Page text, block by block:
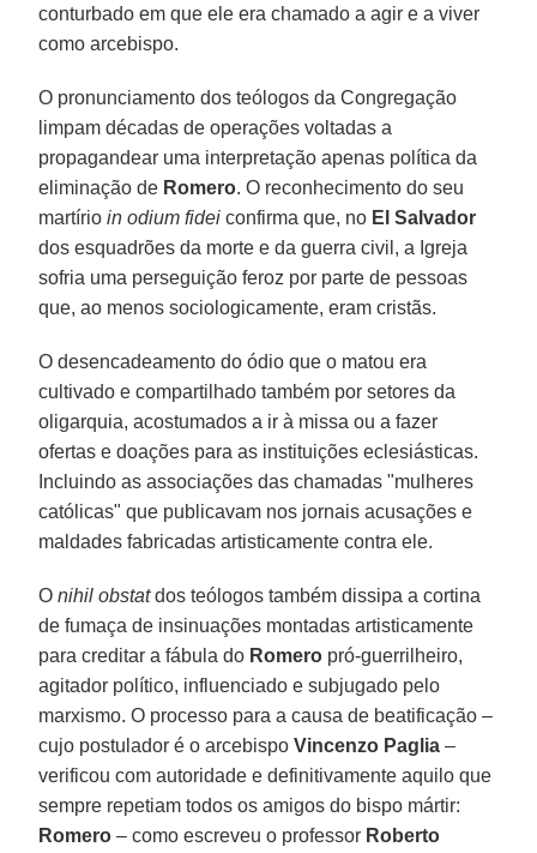
conturbado em que ele era chamado a agir e a viver
como arcebispo.
O pronunciamento dos teólogos da Congregação
limpam décadas de operações voltadas a
propagandear uma interpretação apenas política da
eliminação de Romero. O reconhecimento do seu
martírioin odium fidei confirma que, no El Salvador
dos esquadrões da morte e da guerra civil, a Igreja
sofria uma perseguição feroz por parte de pessoas
que, ao menos sociologicamente, eram cristãs.
O desencadeamento do ódio que o matou era
cultivado e compartilhado também por setores da
oligarquia, acostumados a ir à missa ou a fazer
ofertas e doações para as instituições eclesiásticas.
Incluindo as associações das chamadas "mulheres
católicas" que publicavam nos jornais acusações e
maldades fabricadas artisticamente contra ele.
Onihil obstatdos teólogos também dissipa a cortina
de fumaça de insinuações montadas artisticamente
para creditar a fábula do Romero pró-guerrilheiro,
agitador político, influenciado e subjugado pelo
marxismo. O processo para a causa de beatificação –
cujo postulador é o arcebispoVincenzo Paglia –
verificou com autoridade e definitivamente aquilo que
sempre repetiam todos os amigos do bispo mártir:
Romero – como escreveu o professor Roberto